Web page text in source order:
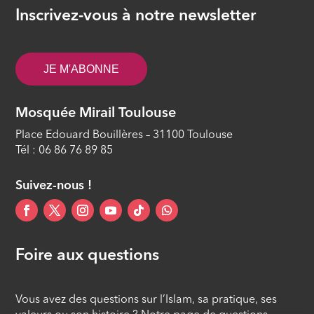
d’abstinence du jeûne du mois de
ÉPISODE 10
Le repas de fin de nuit précédant le
(As-Souhour) (11/40)
ÉPISODE 11
ÉPISODE 12
Inscrivez-vous à notre newsletter
JE M'ABONNE
Mosquée Mirail Toulouse
Place Edouard Bouillères – 31100 Toulouse
Tél : 06 86 76 89 85
Suivez-nous !
Foire aux questions
Vous avez des questions sur l’Islam, sa pratique, ses